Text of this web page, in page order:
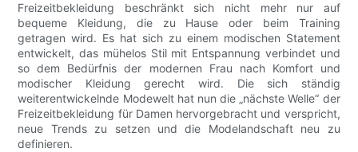
Freizeitbekleidung beschränkt sich nicht mehr nur auf
bequeme Kleidung, die zu Hause oder beim Training
getragen wird. Es hat sich zu einem modischen Statement
entwickelt, das mühelos Stil mit Entspannung verbindet und
so dem Bedürfnis der modernen Frau nach Komfort und
modischer Kleidung gerecht wird. Die sich ständig
weiterentwickelnde Modewelt hat nun die „nächste Welle“ der
Freizeitbekleidung für Damen hervorgebracht und verspricht,
neue Trends zu setzen und die Modelandschaft neu zu
definieren.